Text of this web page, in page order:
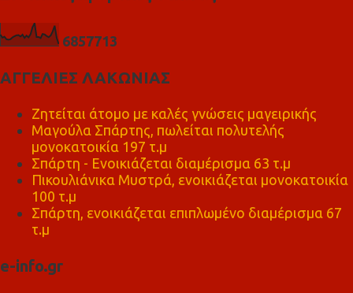
6857713
ΑΓΓΕΛΙΕΣ ΛΑΚΩΝΙΑΣ
Ζητείται άτομο με καλές γνώσεις μαγειρικής
Μαγούλα Σπάρτης, πωλείται πολυτελής
μονοκατοικία 197 τ.μ
Σπάρτη - Ενοικιάζεται διαμέρισμα 63 τ.μ
Πικουλιάνικα Μυστρά, ενοικιάζεται μονοκατοικία
100 τ.μ
Σπάρτη, ενοικιάζεται επιπλωμένο διαμέρισμα 67
τ.μ
e-info.gr